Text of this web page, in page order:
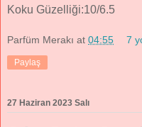
Koku Güzelliği:10/6.5
Parfüm Merakı at 04:55 7
Paylaş
27 Haziran 2023 Salı